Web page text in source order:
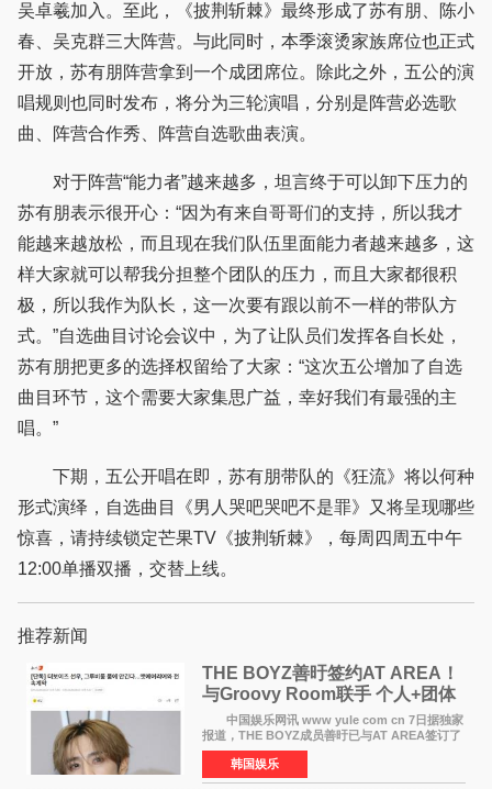
吴卓羲加入。至此，《披荆斩棘》最终形成了苏有朋、陈小
春、吴克群三大阵营。与此同时，本季滚烫家族席位也正式
开放，苏有朋阵营拿到一个成团席位。除此之外，五公的演
唱规则也同时发布，将分为三轮演唱，分别是阵营必选歌
曲、阵营合作秀、阵营自选歌曲表演。
对于阵营“能力者”越来越多，坦言终于可以卸下压力的
苏有朋表示很开心：“因为有来自哥哥们的支持，所以我才
能越来越放松，而且现在我们队伍里面能力者越来越多，这
样大家就可以帮我分担整个团队的压力，而且大家都很积
极，所以我作为队长，这一次要有跟以前不一样的带队方
式。”自选曲目讨论会议中，为了让队员们发挥各自长处，
苏有朋把更多的选择权留给了大家：“这次五公增加了自选
曲目环节，这个需要大家集思广益，幸好我们有最强的主
唱。”
下期，五公开唱在即，苏有朋带队的《狂流》将以何种
形式演绎，自选曲目《男人哭吧哭吧不是罪》又将呈现哪些
惊喜，请持续锁定芒果TV《披荆斩棘》，每周四周五中午
12:00单播双播，交替上线。
推荐新闻
THE BOYZ善旴签约AT AREA！
与Groovy Room联手 个人+团体
活动并行
中国娱乐网讯 www yule com cn 7日据独家
报道，THE BOYZ成员善旴已与AT AREA签订了
专属合约。AT AREA是由知名制作人组合
Groovy Room创立的hip-hop厂牌，旗下拥有多
位实力派音乐人，在韩
韩国娱乐